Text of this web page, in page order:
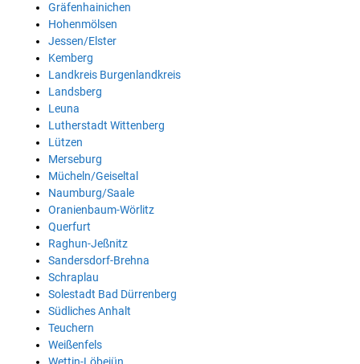
Gräfenhainichen
Hohenmölsen
Jessen/Elster
Kemberg
Landkreis Burgenlandkreis
Landsberg
Leuna
Lutherstadt Wittenberg
Lützen
Merseburg
Mücheln/Geiseltal
Naumburg/Saale
Oranienbaum-Wörlitz
Querfurt
Raghun-Jeßnitz
Sandersdorf-Brehna
Schraplau
Solestadt Bad Dürrenberg
Südliches Anhalt
Teuchern
Weißenfels